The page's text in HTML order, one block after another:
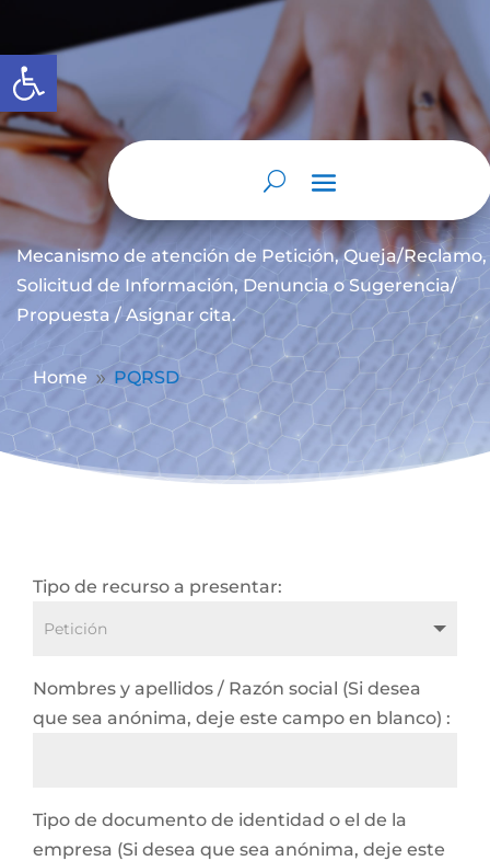
Abrir barra de herramientas
PQRSD
Mecanismo de atención de Petición, Queja/Reclamo,
Solicitud de Información, Denuncia o Sugerencia/
Propuesta / Asignar cita.
Home 9 PQRSD
Tipo de recurso a presentar:
Nombres y apellidos / Razón social (Si desea
que sea anónima, deje este campo en blanco) :
Tipo de documento de identidad o el de la
empresa (Si desea que sea anónima, deje este